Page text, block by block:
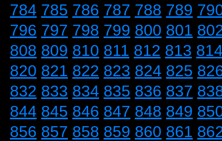
784 785 786 787 788 789
796 797 798 799 800 801
808 809 810 811 812 813
820 821 822 823 824 825
832 833 834 835 836 837
844 845 846 847 848 849
856 857 858 859 860 861